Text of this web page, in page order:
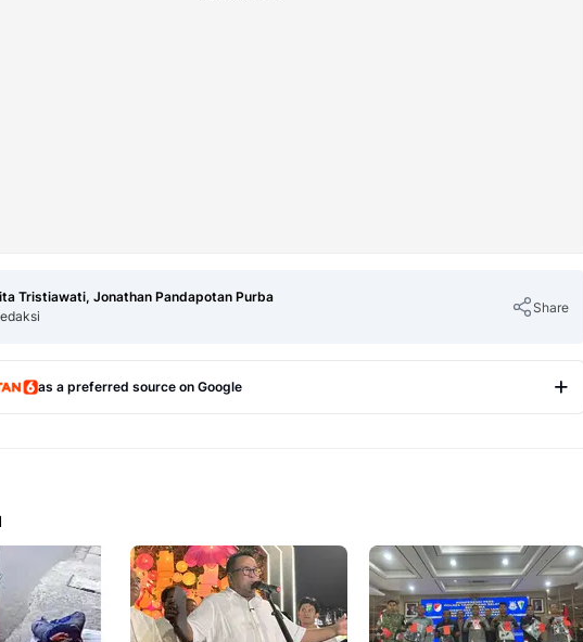
Tristiawati, Jonathan Pandapotan Purba
Share
as a preferred source on Google